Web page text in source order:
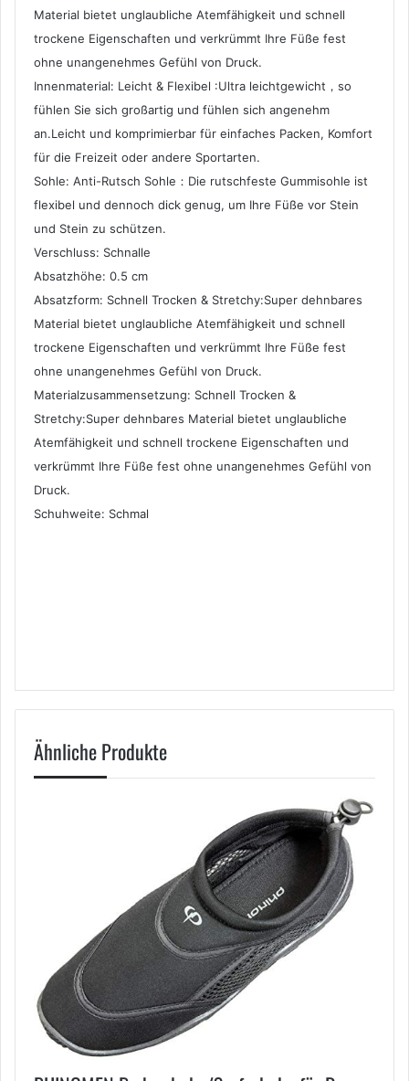
Material bietet unglaubliche Atemfähigkeit und schnell
trockene Eigenschaften und verkrümmt Ihre Füße fest
ohne unangenehmes Gefühl von Druck.
Innenmaterial: Leicht & Flexibel :Ultra leichtgewicht，so
fühlen Sie sich großartig und fühlen sich angenehm
an.Leicht und komprimierbar für einfaches Packen, Komfort
für die Freizeit oder andere Sportarten.
Sohle: Anti-Rutsch Sohle：Die rutschfeste Gummisohle ist
flexibel und dennoch dick genug, um Ihre Füße vor Stein
und Stein zu schützen.
Verschluss: Schnalle
Absatzhöhe: 0.5 cm
Absatzform: Schnell Trocken & Stretchy:Super dehnbares
Material bietet unglaubliche Atemfähigkeit und schnell
trockene Eigenschaften und verkrümmt Ihre Füße fest
ohne unangenehmes Gefühl von Druck.
Materialzusammensetzung: Schnell Trocken &
Stretchy:Super dehnbares Material bietet unglaubliche
Atemfähigkeit und schnell trockene Eigenschaften und
verkrümmt Ihre Füße fest ohne unangenehmes Gefühl von
Druck.
Schuhweite: Schmal
Ähnliche Produkte